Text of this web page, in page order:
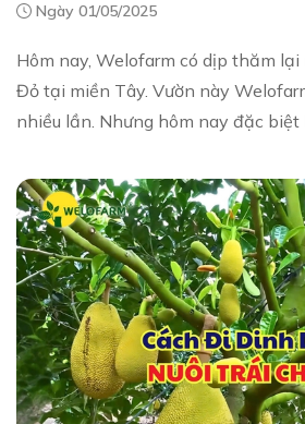
Ngày 01/05/2025
Hôm nay, Welofarm có dịp thăm
Đỏ tại miền Tây. Vườn này
nhiều lần. Nhưng hôm nay đặc biệt